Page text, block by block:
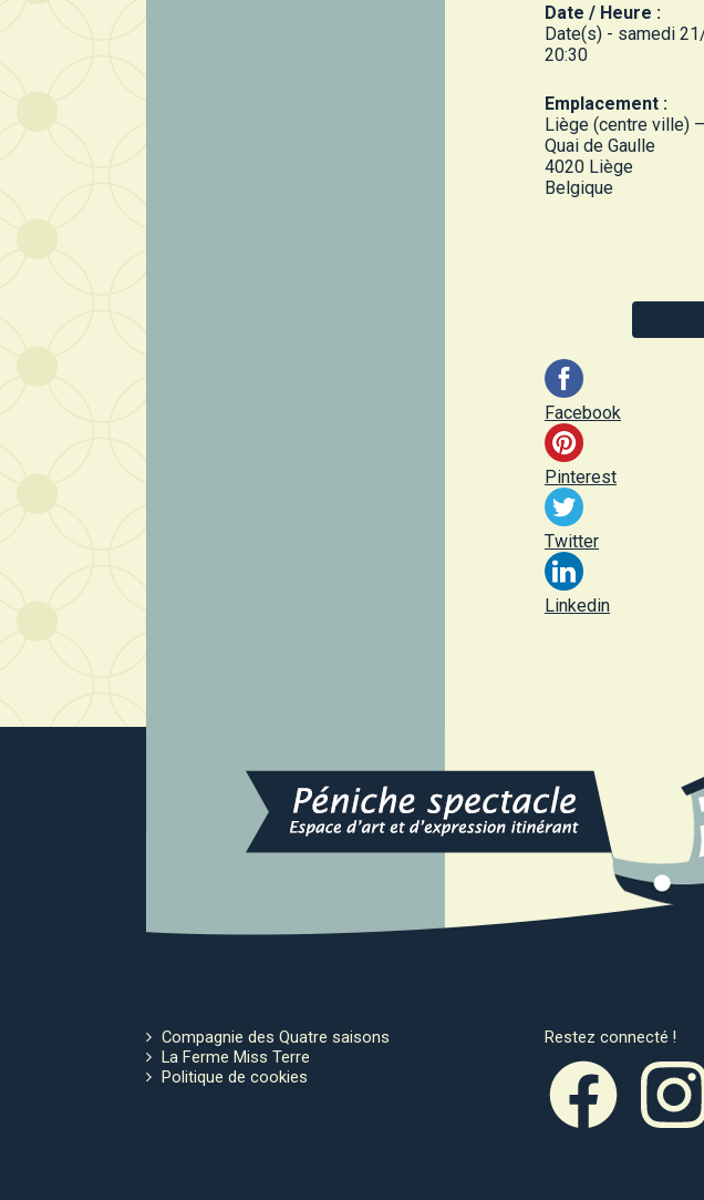
Date / Heure :
Date(s) - samedi
20:30
Emplacement :
Liège (centre ville)
Quai de Gaulle
4020 Liège
Belgique
Facebook
Pinterest
Twitter
Linkedin
Compagnie des Quatre saisons
La Ferme Miss Terre
Politique de cookies
Restez connecté !